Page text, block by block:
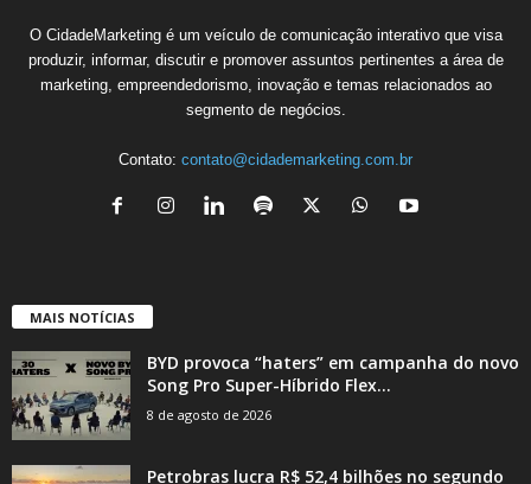
O CidadeMarketing é um veículo de comunicação interativo que visa
produzir, informar, discutir e promover assuntos pertinentes a área de
marketing, empreendedorismo, inovação e temas relacionados ao
segmento de negócios.
Contato: contato@cidademarketing.com.br
MAIS NOTÍCIAS
BYD provoca “haters” em campanha do novo
Song Pro Super-Híbrido Flex...
8 de agosto de 2026
Petrobras lucra R$ 52,4 bilhões no segundo